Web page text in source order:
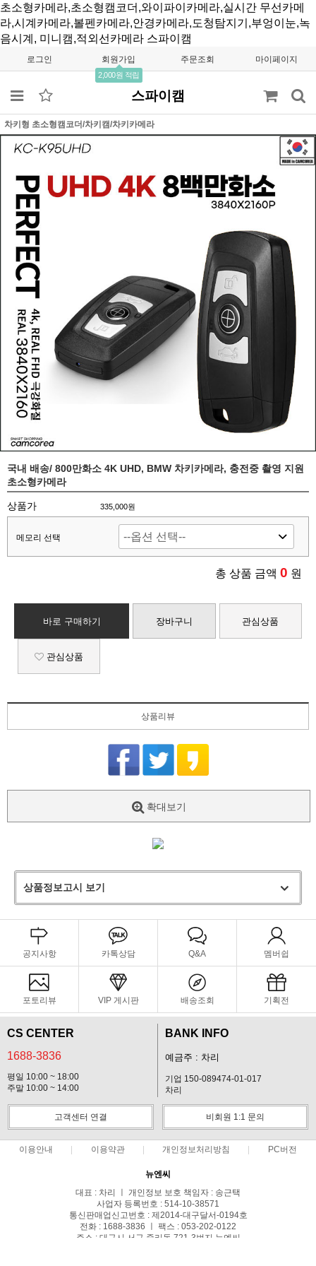
초소형카메라,초소형캠코더,와이파이카메라,실시간 무선카메
라,시계카메라,볼펜카메라,안경카메라,도청탐지기,부엉이눈,녹
음시계, 미니캠,적외선카메라 스파이캠
로그인 회원가입
2,000원 적립
주문조회 마이페이지
스파이캠
차키형 초소형캠코더/차키캠/차키카메라
국내 배송/ 800만화소 4K UHD, BMW 차키카메라, 충전중 촬영 지원
초소형카메라
상품가 335,000원
메모리 선택
총 상품 금액 0 원
바로 구매하기 장바구니 관심상품
관심상품
상품리뷰
확대보기
상품정보고시 보기
공지사항 카톡상담 Q&A 멤버쉽
포토리뷰 VIP 게시판 배송조회 기획전
CS CENTER
1688-3836
평일 10:00 ~ 18:00
주말 10:00 ~ 14:00
BANK INFO
예금주 : 차리
기업 150-089474-01-017
차리
고객센터 연결 비회원 1:1 문의
이용안내 이용약관 개인정보처리방침 PC버전
뉴엔씨
대표 : 차리 ㅣ 개인정보 보호 책임자 : 송근택
사업자 등록번호 : 514-10-38571
통신판매업신고번호 : 제2014-대구달서-0194호
전화 : 1688-3836 ㅣ 팩스 : 053-202-0122
주소 : 대구시 서구 중리동 721-3번지 뉴엔씨